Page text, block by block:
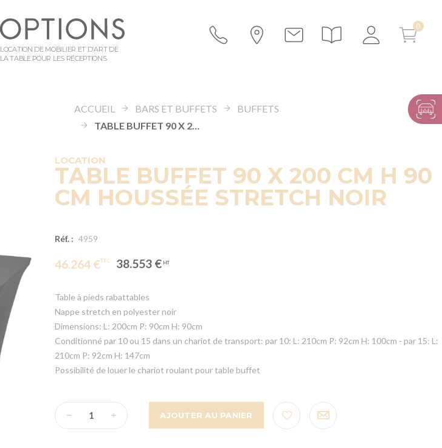
LOCATION DE MOBILIER ET D’ART DE
LA TABLE POUR LES RÉCEPTIONS
ACCUEIL BARS ET BUFFETS
BUFFETS
TABLE BUFFET 90 X 200 CM H 90 CM HOUSSÉE STRETCH NOIR
LOCATION
TABLE BUFFET 90 X 200 CM H 90
CM HOUSSÉE STRETCH NOIR
Réf. : 4959
46.264 € 38.553 €
Table à pieds rabattables
Nappe stretch en polyester noir
Dimensions: L: 200cm P: 90cm H: 90cm
Conditionné par 10 ou 15 dans un chariot de transport: par 10: L: 210cm P: 92cm H: 100cm - par 15: L:
210cm P: 92cm H: 147cm
Possibilité de louer le chariot roulant pour table buffet
AJOUTER AU PANIER